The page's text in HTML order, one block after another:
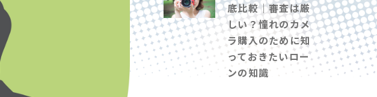
底比較｜審査は厳
しい？憧れのカメ
ラ購入のために知
っておきたいロー
ンの知識